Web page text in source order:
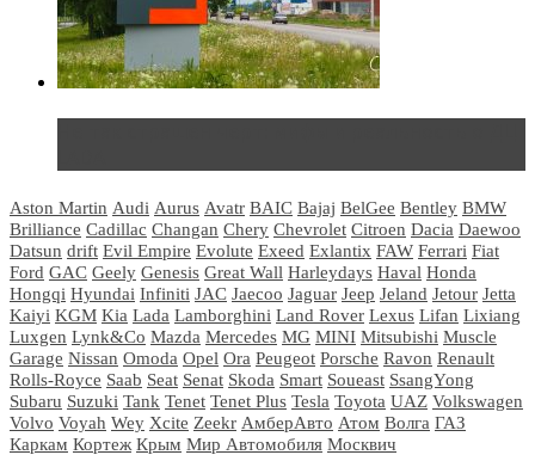
Aston Martin Audi Aurus Avatr BAIC Bajaj BelGee Bentley BMW
Brilliance Cadillac Changan Chery Chevrolet Citroen Dacia Daewoo
Datsun drift Evil Empire Evolute Exeed Exlantix FAW Ferrari Fiat
Ford GAC Geely Genesis Great Wall Harleydays Haval Honda
Hongqi Hyundai Infiniti JAC Jaecoo Jaguar Jeep Jeland Jetour Jetta
Kaiyi KGM Kia Lada Lamborghini Land Rover Lexus Lifan Lixiang
Luxgen Lynk&Co Mazda Mercedes MG MINI Mitsubishi Muscle
Garage Nissan Omoda Opel Ora Peugeot Porsche Ravon Renault
Rolls-Royce Saab Seat Senat Skoda Smart Soueast SsangYong
Subaru Suzuki Tank Tenet Tenet Plus Tesla Toyota UAZ Volkswagen
Volvo Voyah Wey Xcite Zeekr АмберАвто Атом Волга ГАЗ
Каркам Кортеж Крым Мир Автомобиля Москвич